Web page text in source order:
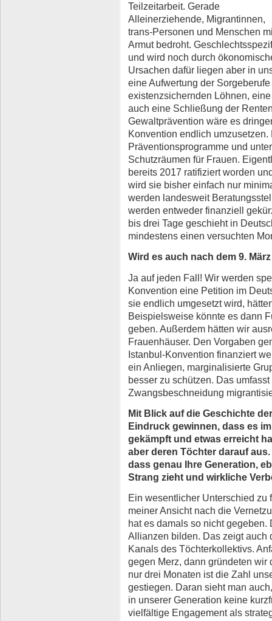
Teilzeitarbeit. Gerade
Alleinerziehende, Migrantinnen,
trans-Personen und Menschen
Armut bedroht.
und wird noch durch
Ursachen dafür liegen aber in
eine Aufwertung der
existenzsichernden Löhnen,
auch eine Schließung der
Gewaltprävention wäre es
Konvention endlich
Präventionsprogramme und
Schutzräumen für Frauen.
bereits 2017 ratifiziert worden
wird sie bisher einfach nur
werden landesweit
werden entweder finanziell
bis drei Tage geschieht in
mindestens einen versuchten
Wird es auch nach dem 9.
Ja auf jeden Fall! Wir werden
Konvention eine Petition im
sie endlich umgesetzt wird,
Beispielsweise könnte es dann
geben. Außerdem hätten wir
Frauenhäuser. Den Vorgaben
Istanbul-Konvention finanziert
ein Anliegen, marginalisierte
besser zu schützen. Das
Zwangsbeschneidung
Mit Blick auf die Geschichte
Eindruck gewinnen, dass es
gekämpft und etwas erreicht
aber deren Töchter darauf
dass genau Ihre Generation,
Strang zieht und wirkliche
Ein wesentlicher Unterschied
meiner Ansicht nach die
hat es damals so nicht
Allianzen bilden. Das zeigt auch
Kanals des Töchterkollektivs.
gegen Merz, dann gründeten
nur drei Monaten ist die Zahl
gestiegen. Daran sieht man
in unserer Generation keine
vielfältige Engagement als